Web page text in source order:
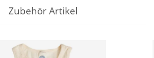
Zubehör Artikel